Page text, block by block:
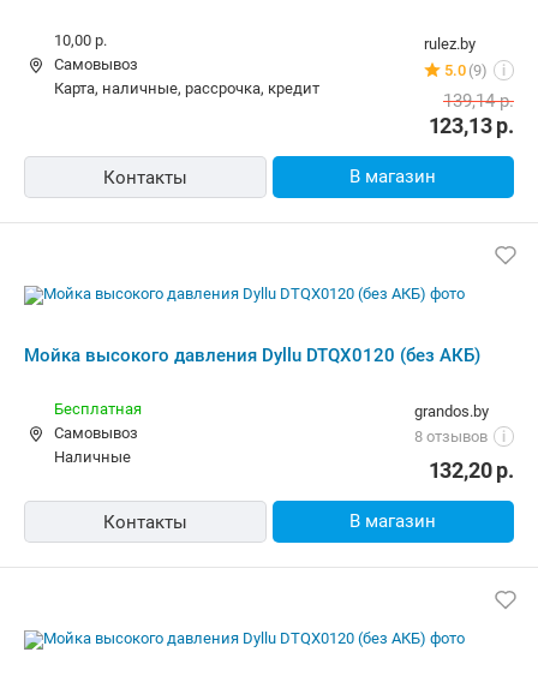
rulez.by
5.0 (9) i
10,00 р.
Самовывоз
карта, наличные, рассрочка, кредит
123,13р.
139,14р.
Контакты В магазин
Мойка высокого давления Dyllu DTQX0120 (без АКБ)
grandos.by
8 отзывов
i
Бесплатная
Самовывоз
наличные
132,20р.
Контакты В магазин